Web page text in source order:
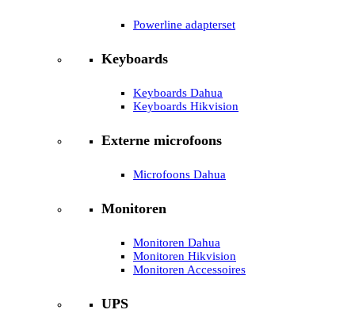
Powerline adapterset
Keyboards
Keyboards Dahua
Keyboards Hikvision
Externe microfoons
Microfoons Dahua
Monitoren
Monitoren Dahua
Monitoren Hikvision
Monitoren Accessoires
UPS